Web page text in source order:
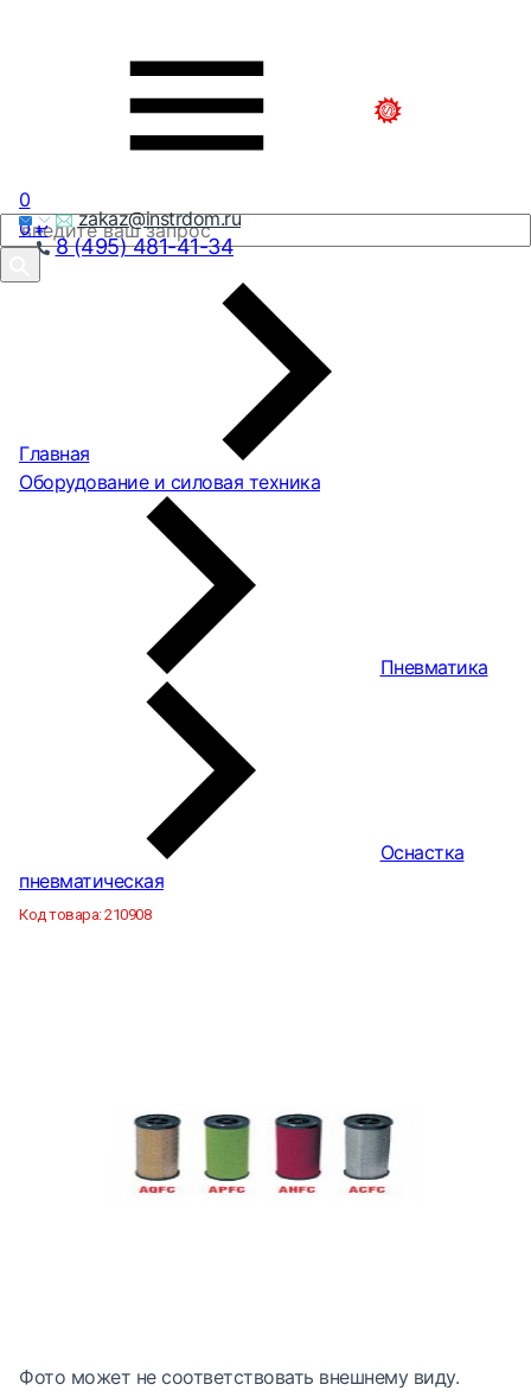
zakaz@instrdom.ru
8 (495) 481-41-34
0
0₽
Главная
Оборудование и силовая техника
Пневматика
Оснастка
пневматическая
Код товара:210908
Фото может не соответствовать внешнему виду.